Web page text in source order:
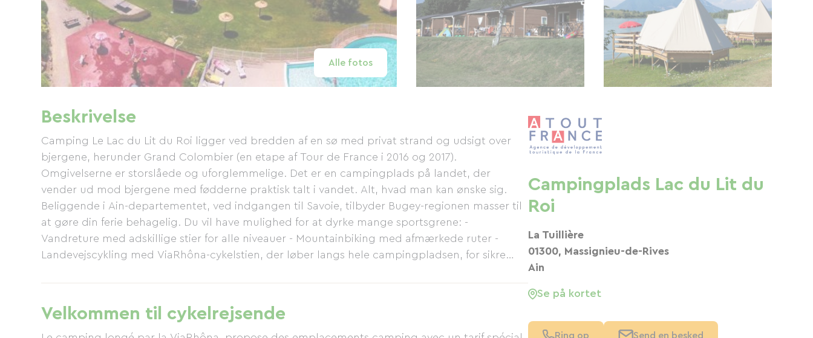
Alle fotos
Beskrivelse
Camping Le Lac du Lit du Roi ligger ved bredden af ​​en sø med privat strand og udsigt over
bjergene, herunder Grand Colombier (en etape af Tour de France i 2016 og 2017).
Omgivelserne er storslåede og uforglemmelige. Det er en campingplads på landet, der
vender ud mod bjergene med fødderne praktisk talt i vandet. Alt, hvad man kan ønske sig.
Beliggende i Ain-departementet, ved indgangen til Savoie, tilbyder Bugey-regionen masser til
at gøre din ferie behagelig. Du vil have mulighed for at dyrke mange sportsgrene: -
Vandreture med adskillige stier for alle niveauer - Mountainbiking med afmærkede ruter -
Landevejscykling med ViaRhôna-cykelstien, der løber langs hele campingpladsen, for sikre
Tour de France i 2016. Et sandt paradis for cyklister. Bjergsport: klatring, via ferrata og
canyoning. Vandsport: svømning, paddleboarding og kano/kajaksejlads. Fiskeri direkte i søen:
Velkommen til cykelrejsende
Campingplads Lac du Lit du
Roi
La Tuillière
01300, Massignieu-de-Rives
Ain
Se på kortet
Ring op Send en besked